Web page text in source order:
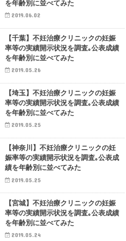
を年齢別に並べてみた
2019.06.02
【千葉】不妊治療クリニックの妊娠
率等の実績開示状況を調査｡公表成績
を年齢別に並べてみた
2019.05.26
【埼玉】不妊治療クリニックの妊娠
率等の実績開示状況を調査｡公表成績
を年齢別に並べてみた
2019.05.25
【神奈川】不妊治療クリニックの妊
娠率等の実績開示状況を調査｡公表成
績を年齢別に並べてみた
2019.05.25
【宮城】不妊治療クリニックの妊娠
率等の実績開示状況を調査｡公表成績
を年齢別に並べてみた
2019.05.24